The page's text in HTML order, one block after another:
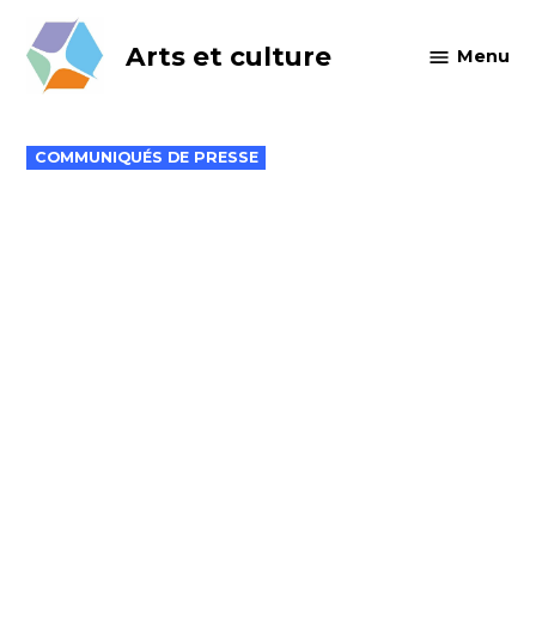
content
Arts et culture Menu
POSTED
IN
COMMUNIQUÉS DE PRESSE